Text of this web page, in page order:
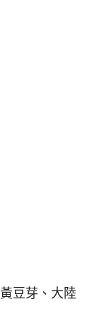
豆芽、大陸